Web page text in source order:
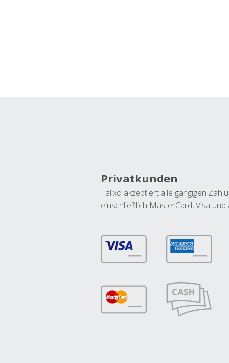
Privatkunden
Talixo akzeptiert alle gängigen
einschließlich MasterCard, Visa und